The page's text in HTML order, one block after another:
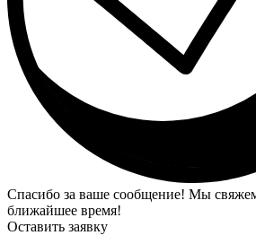
Спасибо за ваше сообщение! Мы
ближайшее время!
Оставить заявку